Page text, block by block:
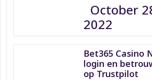
October
2022
Bet365 Casino
login en
op Trustpilot